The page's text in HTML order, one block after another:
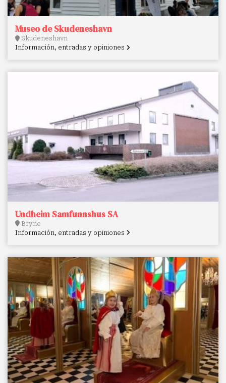
Museo de Skudeneshavn
Skudeneshavn
Información, entradas y opiniones
Undheim Samfunnshus SA
Bryne
Información, entradas y opiniones